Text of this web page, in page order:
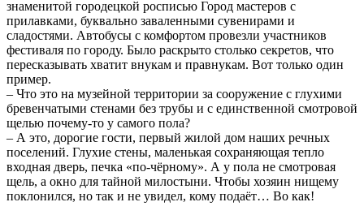
знаменитой городецкой росписью Город мастеров с
прилавками, буквально заваленными сувенирами и
сладостями. Автобусы с комфортом провезли участников
фестиваля по городу. Было раскрыто столько секретов, что
пересказывать хватит внукам и правнукам. Вот только один
пример.
– Что это на музейной территории за сооружение с глухими
бревенчатыми стенами без трубы и с единственной смотровой
щелью почему-то у самого пола?
– А это, дорогие гости, первый жилой дом наших речных
поселений. Глухие стены, маленькая сохраняющая тепло
входная дверь, печка «по-чёрному». А у пола не смотровая
щель, а окно для тайной милостыни. Чтобы хозяин нищему
поклонился, но так и не увидел, кому подаёт… Во как!